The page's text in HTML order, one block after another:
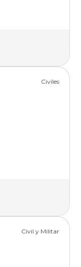
Civiles
Civil y Militar